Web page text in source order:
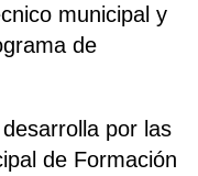
municipal y
de
por las
de Formación